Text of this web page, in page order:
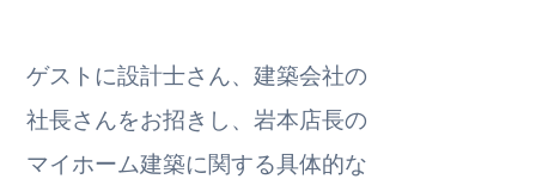
ゲストに設計士さん、建築会社の
社長さんをお招きし、岩本店長の
マイホーム建築に関する具体的な